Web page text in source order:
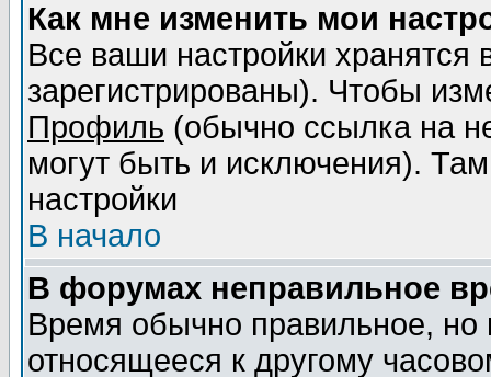
Как мне изменить мои
Все ваши настройки
зарегистрированы). Чтобы
Профиль (обычно ссылка на
могут быть и исключения).
настройки
В начало
В форумах неправильное
Время обычно правильное,
относящееся к другому